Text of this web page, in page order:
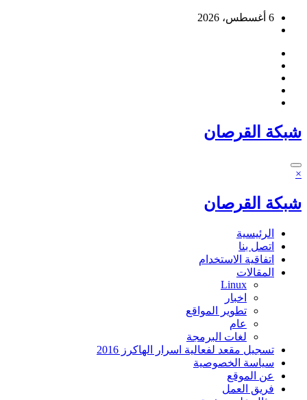
التجاوز6 أغسطس، 2026
شبكة القرصان
×
شبكة القرصان
الرئيسية
اتصل بنا
اتفاقية الاستخدام
المقالات
Linux
اخبار
تطوير المواقع
عام
لغات البرمجة
تسجيل مقعد لفعالية اسرار الهاكرز 2016
سياسة الخصوصية
عن الموقع
فريق العمل